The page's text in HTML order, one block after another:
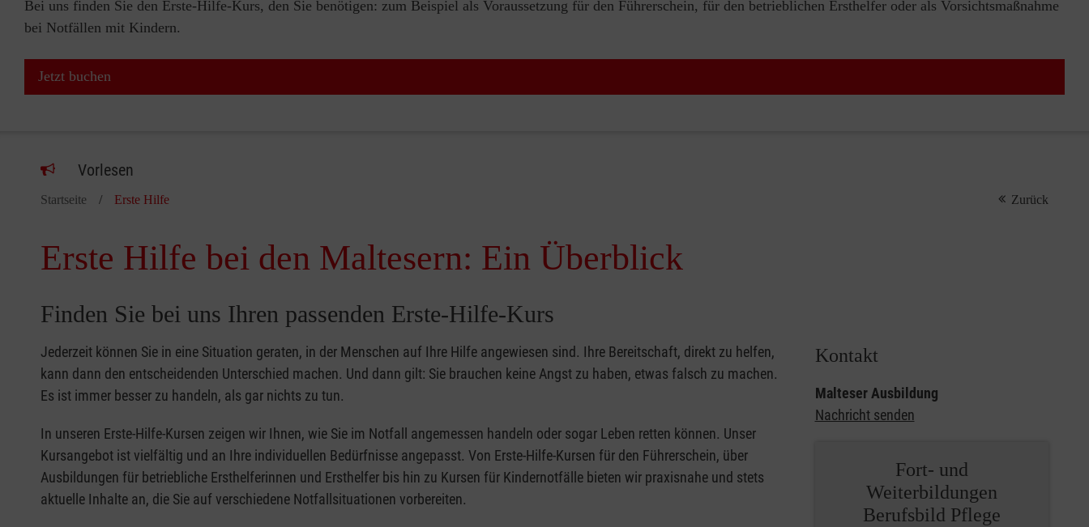
Bei uns finden Sie den Erste-Hilfe-Kurs, den Sie benötigen: zum Beispiel als Voraussetzung für den Führerschein, für den betrieblichen Ersthelfer oder als Vorsichtsmaßnahme
bei Notfällen mit Kindern.
Jetzt buchen
Vorlesen
Startseite Erste Hilfe Zurück
Erste Hilfe bei den Maltesern: Ein Überblick
Finden Sie bei uns Ihren passenden Erste-Hilfe-Kurs
Jederzeit können Sie in eine Situation geraten, in der Menschen auf Ihre Hilfe angewiesen sind. Ihre Bereitschaft, direkt zu helfen,
kann dann den entscheidenden Unterschied machen. Und dann gilt: Sie brauchen keine Angst zu haben, etwas falsch zu machen.
Es ist immer besser zu handeln, als gar nichts zu tun.
In unseren Erste-Hilfe-Kursen zeigen wir Ihnen, wie Sie im Notfall angemessen handeln oder sogar Leben retten können. Unser
Kursangebot ist vielfältig und an Ihre individuellen Bedürfnisse angepasst. Von Erste-Hilfe-Kursen für den Führerschein, über
Ausbildungen für betriebliche Ersthelferinnen und Ersthelfer bis hin zu Kursen für Kindernotfälle bieten wir praxisnahe und stets
aktuelle Inhalte an, die Sie auf verschiedene Notfallsituationen vorbereiten.
Kontakt
Malteser Ausbildung
Nachricht senden
Fort- und
Weiterbildungen
Berufsbild Pflege